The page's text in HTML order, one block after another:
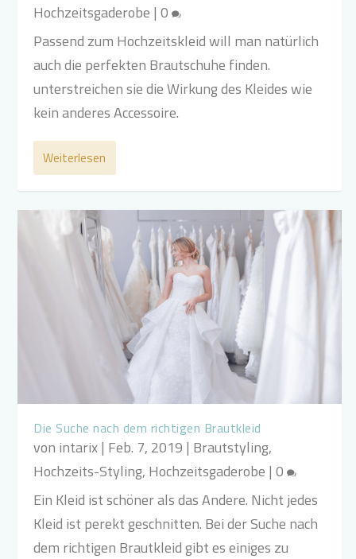
Hochzeitsgaderobe |0
Passend zum Hochzeitskleid will man natürlich
auch die perfekten Brautschuhe finden.
unterstreichen sie die Wirkung des Kleides wie
kein anderes Accessoire.
Weiterlesen
Die Suche nach dem richtigen Brautkleid
von intarix| Feb. 7, 2019 | Brautstyling,
Hochzeits-Styling, Hochzeitsgaderobe |0
Ein Kleid ist schöner als das Andere. Nicht jedes
Kleid ist perekt geschnitten. Bei der Suche nach
dem richtigen Brautkleid gibt es einiges zu